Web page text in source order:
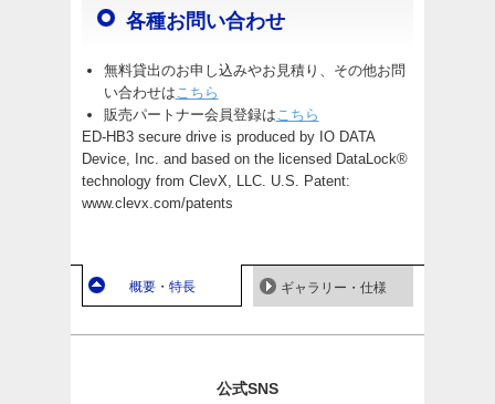
各種お問い合わせ
無料貸出のお申し込みやお見積り、その他お問
い合わせは こちら
販売パートナー会員登録は こちら
ED-HB3 secure drive is produced by IO DATA
Device, Inc. and based on the licensed DataLock®
technology from ClevX, LLC. U.S. Patent:
www.clevx.com/patents
概要・特長 ギャラリー・仕様
公式SNS